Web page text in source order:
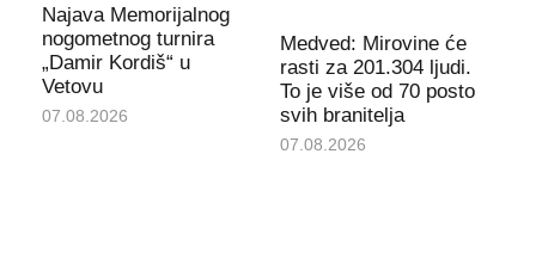
Najava Memorijalnog
nogometnog turnira
„Damir Kordiš“ u
Vetovu
07.08.2026
Medved: Mirovine će
rasti za 201.304 ljudi.
To je više od 70 posto
svih branitelja
07.08.2026